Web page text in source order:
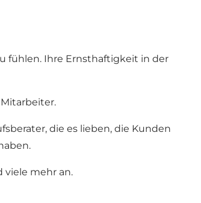
fühlen. Ihre Ernsthaftigkeit in der
die es lieben, die Kunden
viele mehr an.